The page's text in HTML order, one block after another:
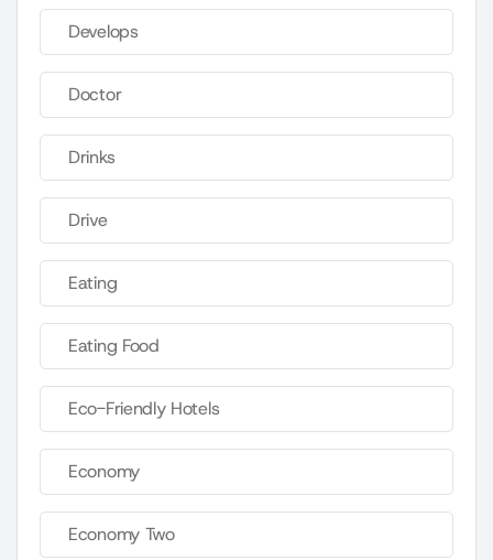
Develops
Doctor
Drinks
Drive
Eating
Eating Food
Eco-Friendly Hotels
Economy
Economy Two